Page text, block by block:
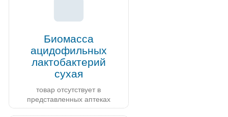
Биомасса
ацидофильных
лактобактерий
сухая
товар отсутствует в
представленных аптеках